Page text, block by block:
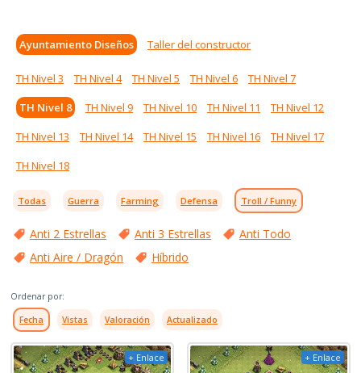
Ayuntamiento Diseños Taller del constructor
TH Nivel 3 TH Nivel 4 TH Nivel 5 TH Nivel 6
TH Nivel 7
TH Nivel 8
TH Nivel 9 TH Nivel 10 TH Nivel 11
TH Nivel 12
TH Nivel 13
TH Nivel 14 TH Nivel 15 TH Nivel 16
TH Nivel 17
TH Nivel 18
Todas Guerra Farming Defensa Troll / Funny
Anti 2 Estrellas Anti 3 Estrellas
Anti Todo
Anti Aire / Dragón
Híbrido
Ordenar por:
Fecha Vistas Valoración Actualizado
+ Enlace + Enlace